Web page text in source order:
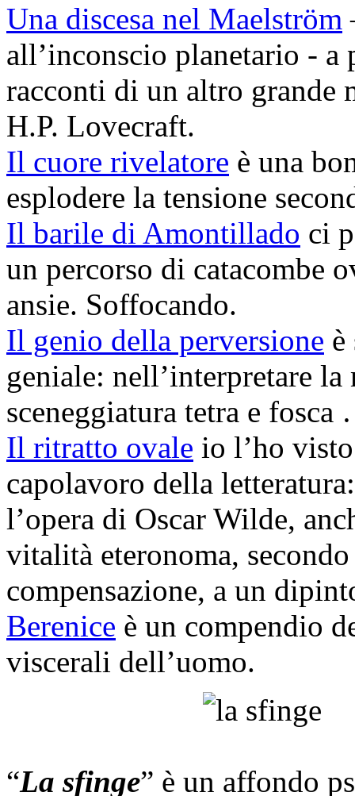
Una discesa nel Maelström
all’inconscio planetario -
racconti di un altro grande
H.P. Lovecraft.
Il cuore rivelatore è una
esplodere la tensione
Il barile di Amontillado ci
un percorso di catacombe
ansie. Soffocando.
Il genio della perversione è
geniale: nell’interpretare
sceneggiatura tetra e
Il ritratto ovale io l’ho
capolavoro della
l’opera di Oscar Wilde,
vitalità eteronoma,
compensazione, a un
Berenice è un compendio
viscerali dell’uomo.
“La sfinge” è un affondo